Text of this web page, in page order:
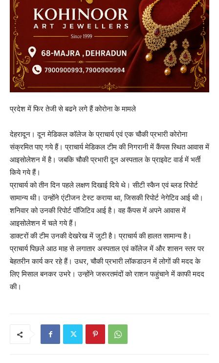
प्रदेश में फिर तेजी से बढने लगे हैं कोरोना के मामले
देहरादून। दून मेडिकल कॉलेज के प्राचार्य एवं एक चौकी प्रभारी कोरोना
संक्रमित पाए गये हैं। प्राचार्य मेडिकल टीम की निगरानी में कैंपस स्थित आवास में
आइसोलेशन में है। जबकि चौकी प्रभारी दून अस्पताल के प्राइवेट वार्ड में भर्ती
किये गये हैं।
प्राचार्य को तीन दिन पहले लक्षण दिखाई दिये थे। सीटी स्कैन एवं ब्लड रिपोर्ट
सामान्य थी। उन्होंने एंटीजन टेस्ट कराया था, जिसकी रिपोर्ट नेगेटिव आई थी।
शनिवार को उनकी रिपोर्ट पॉजिटिव आई है। वह कैंपस में अपने आवास में
आइसोलेशन में चले गये हैं।
डाक्टरों की टीम उनकी देखरेख में जुटी है। प्राचार्य की हालत सामान्य है।
प्राचार्य पिछले आठ माह से लगातार अस्पताल एवं कॉलेज में और शासन स्तर पर
बेहतरीन कार्य कर रहे हैं। उधर, चौकी प्रभारी लॉकडाउन में लोगों की मदद के
लिए मिसाल बनकर उभरे। उन्होंने जरूरतमंदों को राशन फहुंचाने में काफी मदद
की।